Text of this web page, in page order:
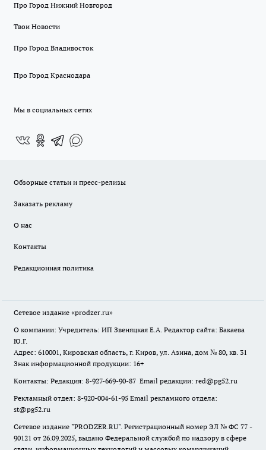
Про Город Нижний Новгород
Твои Новости
Про Город Владивосток
Про Город Краснодара
Мы в социальных сетях
Обзорные статьи и пресс-релизы
Заказать рекламу
О нас
Контакты
Редакционная политика
Сетевое издание «prodzer.ru»
О компании: Учредитель: ИП Звеняцкая Е.А. Редактор сайта: Бакаева
Ю.Г.
Адрес: 610001, Кировская область, г. Киров, ул. Азина, дом № 80, кв. 31
Знак информационной продукции: 16+
Контакты: Редакция: 8-927-669-90-87 Email редакции: red@pg52.ru
Рекламный отдел: 8-920-004-61-95 Email рекламного отдела:
st@pg52.ru
Сетевое издание "PRODZER.RU". Регистрационный номер ЭЛ № ФС 77 -
90121 от 26.09.2025, выдано Федеральной службой по надзору в сфере